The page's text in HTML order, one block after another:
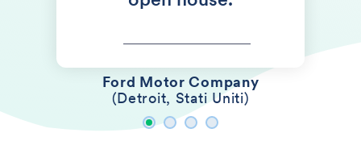
Ford Motor Company
(Detroit, Stati Uniti)